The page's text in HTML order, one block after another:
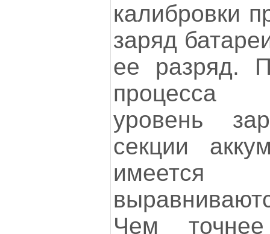
калибровки
заряд
ее разряд.
процесса
уровень
секции
имеется
Чем